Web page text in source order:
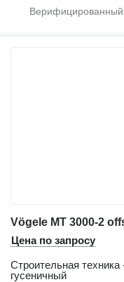
Vögele MT 3000-2
Цена по запросу
Строительная
гусеничный